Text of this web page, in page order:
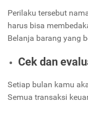
Perilaku tersebut
harus bisa
Belanja barang yang
Cek dan
Setiap bulan kamu
Semua transaksi